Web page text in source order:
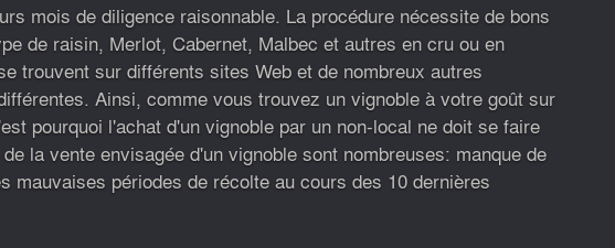
mois de diligence raisonnable. La procédure nécessite de bons
de raisin, Merlot, Cabernet, Malbec et autres en cru ou en
trouvent sur différents sites Web et de nombreux autres
Ainsi, comme vous trouvez un vignoble à votre goût sur
pourquoi l'achat d'un vignoble par un non-local ne doit se faire
la vente envisagée d'un vignoble sont nombreuses: manque de
mauvaises périodes de récolte au cours des 10 dernières